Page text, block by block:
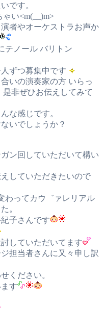
です。
い<m(__)m>
者やオーケストラお声か
テノール バリトン
ずつ募集中です
いの演奏家の方 いらっ
非ぜひお伝えしてみて
な感じです。
いでしょうか？
ン回していただいて構い
していただきたいので
わってカウ゛ァレリアル
。
子さんです
していただいてます
担当者さんに又々申し訳
ください。
す